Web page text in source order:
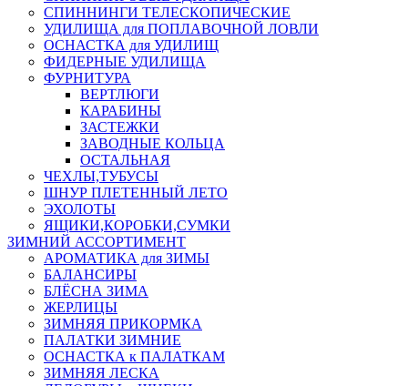
СПИННИНГИ ТЕЛЕСКОПИЧЕСКИЕ
УДИЛИЩА для ПОПЛАВОЧНОЙ ЛОВЛИ
ОСНАСТКА для УДИЛИЩ
ФИДЕРНЫЕ УДИЛИЩА
ФУРНИТУРА
ВЕРТЛЮГИ
КАРАБИНЫ
ЗАСТЕЖКИ
ЗАВОДНЫЕ КОЛЬЦА
ОСТАЛЬНАЯ
ЧЕХЛЫ,ТУБУСЫ
ШНУР ПЛЕТЕННЫЙ ЛЕТО
ЭХОЛОТЫ
ЯЩИКИ,КОРОБКИ,СУМКИ
ЗИМНИЙ АССОРТИМЕНТ
АРОМАТИКА для ЗИМЫ
БАЛАНСИРЫ
БЛЁСНА ЗИМА
ЖЕРЛИЦЫ
ЗИМНЯЯ ПРИКОРМКА
ПАЛАТКИ ЗИМНИЕ
ОСНАСТКА к ПАЛАТКАМ
ЗИМНЯЯ ЛЕСКА